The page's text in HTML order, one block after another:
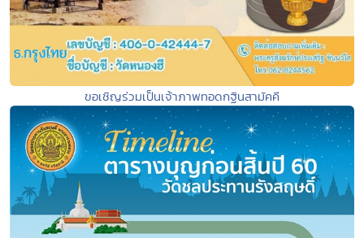
ขอเชิญร่วมเป็นเจ้าภาพทอดกฐินสามัคคี